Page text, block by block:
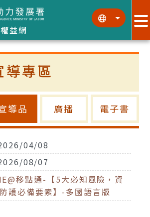
益網
::: :::
導專區
導品 廣播 電子書
04/08
08/07
移點通-【5大必知風險，資
護必備要素】-多國語言版